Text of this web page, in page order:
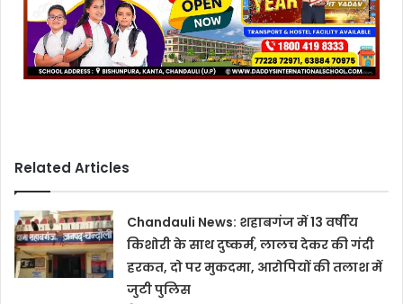
Related Articles
Chandauli News: शहाबगंज में 13 वर्षीय
किशोरी के साथ दुष्कर्म, लालच देकर की गंदी
हरकत, दो पर मुकदमा, आरोपियों की तलाश में
जुटी पुलिस